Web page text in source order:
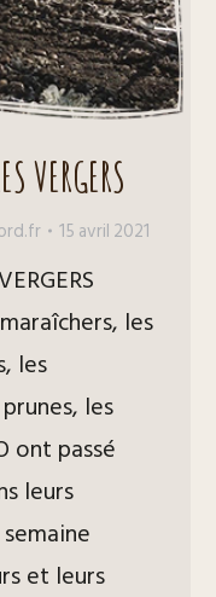
VERGERS
15 avril 2021
les
les
les
ont passé
leurs
et leurs